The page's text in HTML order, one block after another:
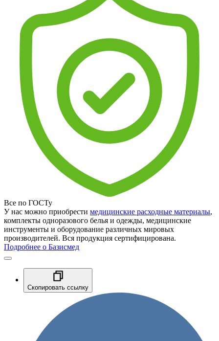
Все по ГОСТу
У нас можно приобрести медицинские расходные материалы,
комплекты одноразового белья и одежды, медицинские
инструменты и оборудование различных мировых
производителей. Вся продукция сертифицирована.
Подробнее о Базисмед
Скопировать ссылку